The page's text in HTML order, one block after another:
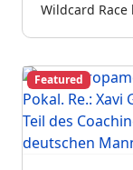
Wildcard
Featured